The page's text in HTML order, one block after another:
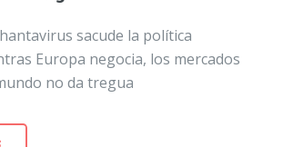
sacude la política
Europa negocia, los mercados
no da tregua